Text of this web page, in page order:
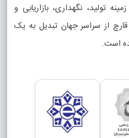
تولید، نگهداری، بازاریابی و
از سراسر جهان تبدیل به یک
است.